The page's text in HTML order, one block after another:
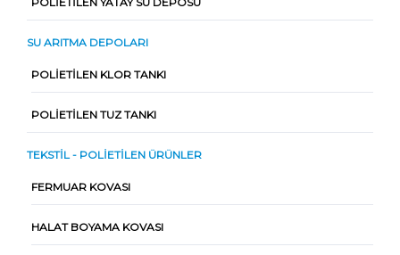
SU ARITMA DEPOLARI
POLIETILEN KLOR TANKI
POLIETILEN TUZ TANKI
TEKSTIL - POLIETILEN ÜRÜNLER
FERMUAR KOVASI
HALAT BOYAMA KOVASI